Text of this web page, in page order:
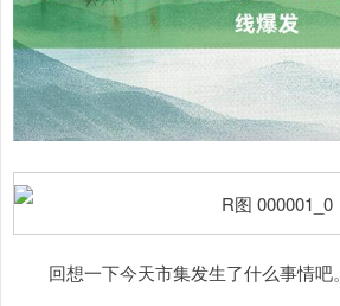
回想一下今天市集发生了什么事情吧。